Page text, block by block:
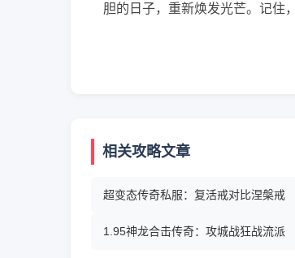
胆的日子，重新焕发光芒。记住
相关攻略文章
超变态传奇私服：复活戒对比涅槃戒
1.95神龙合击传奇：攻城战狂战流派